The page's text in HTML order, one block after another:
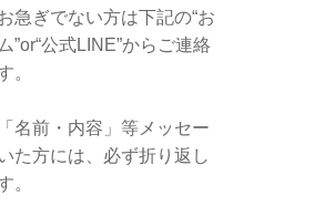
急ぎでない方は下記の“お
”or“公式LINE”からご連絡
。
名前・内容」等メッセー
た方には、必ず折り返し
。